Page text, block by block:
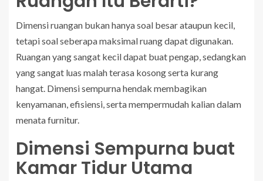
Dimensi ruangan bukan hanya soal besar ataupun kecil,
tetapi soal seberapa maksimal ruang dapat digunakan.
Ruangan yang sangat kecil dapat buat pengap, sedangkan
yang sangat luas malah terasa kosong serta kurang
hangat. Dimensi sempurna hendak membagikan
kenyamanan, efisiensi, serta mempermudah kalian dalam
menata furnitur.
Dimensi Sempurna buat
Kamar Tidur Utama